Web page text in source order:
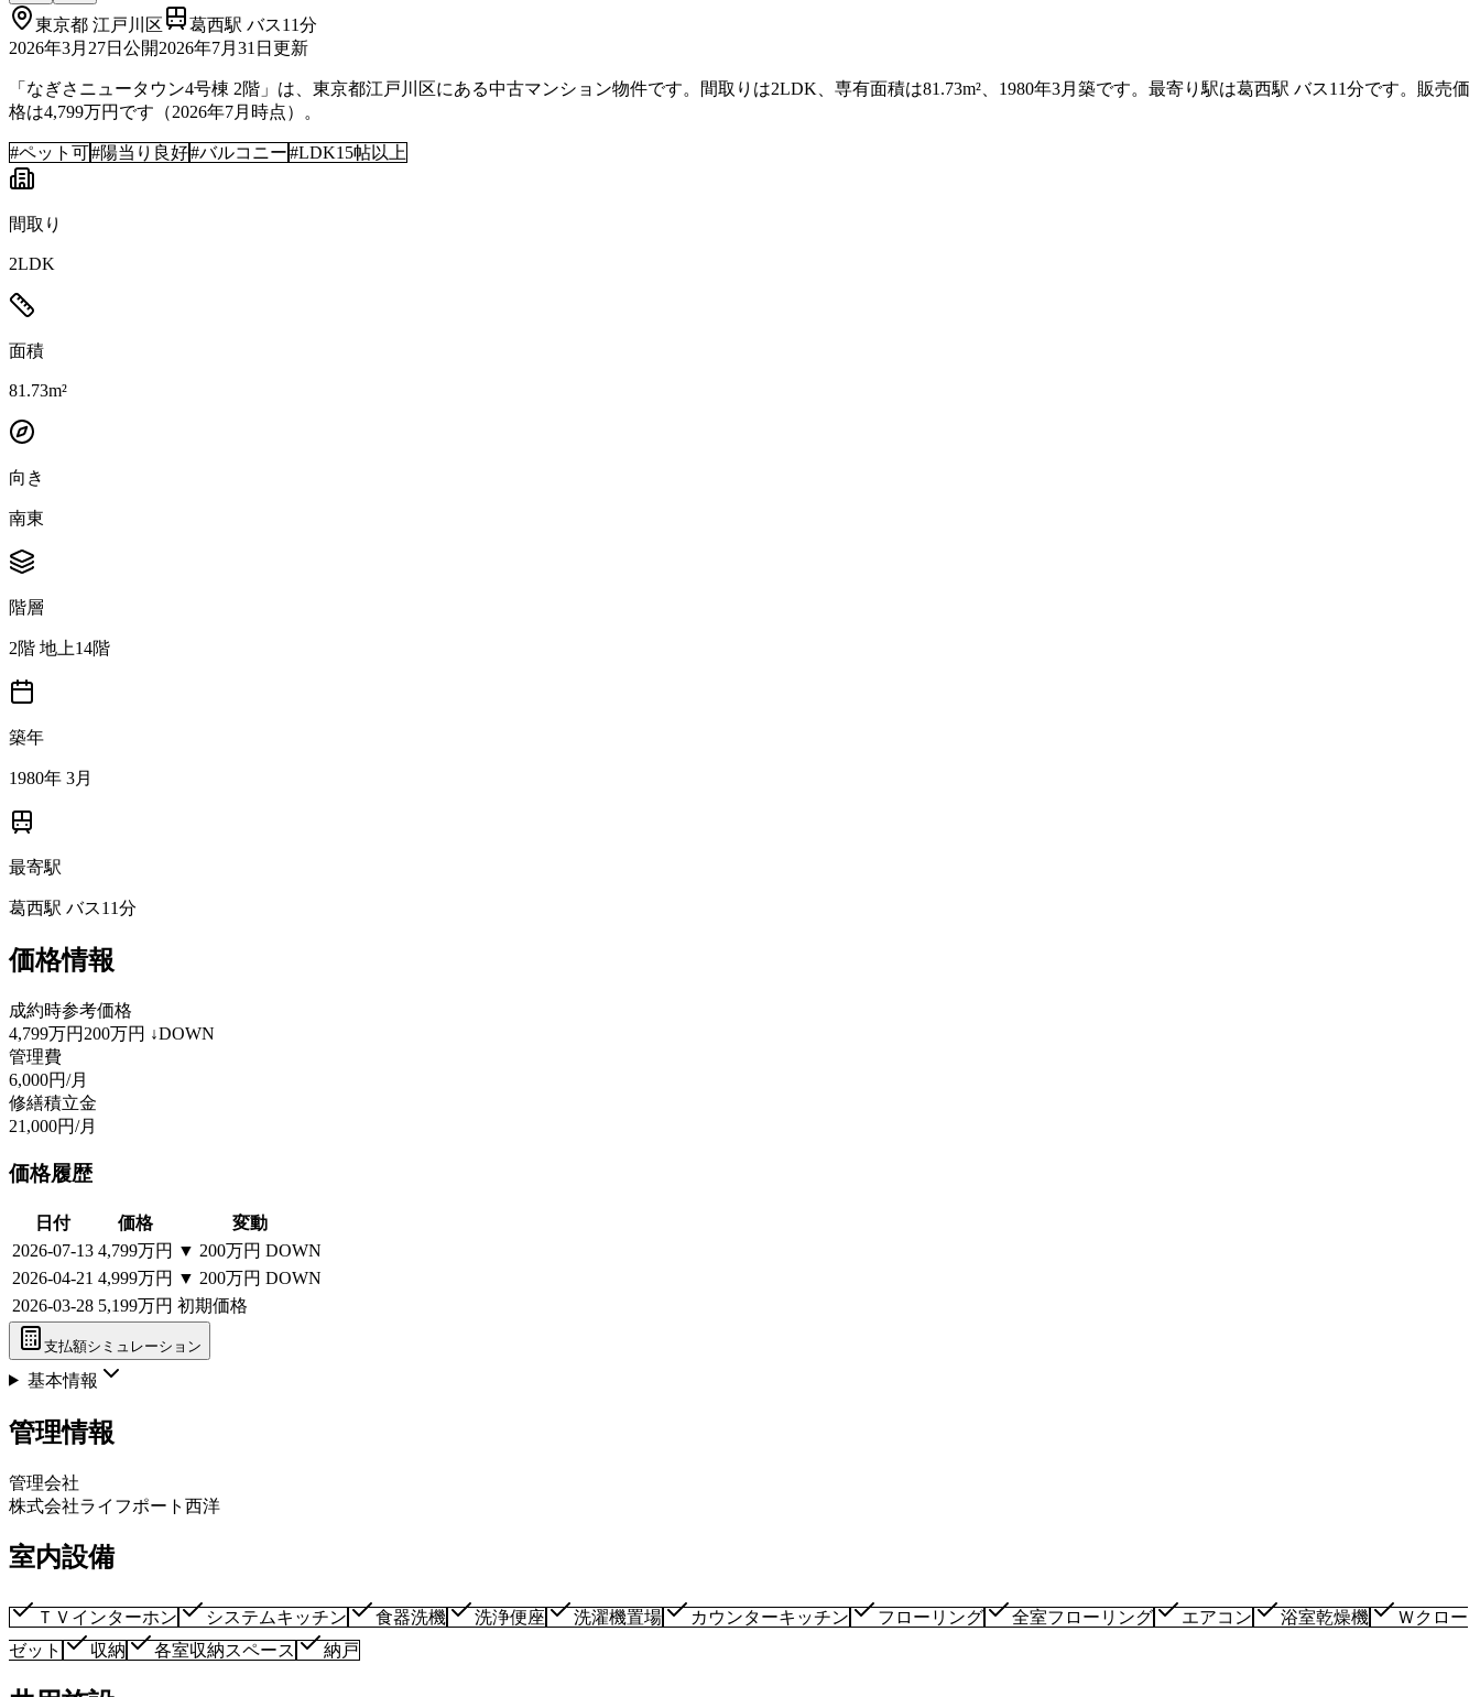
東京都 江戸川区
葛西駅 バス11分
2026年3月27日 公開2026年7月31日 更新
「なぎさニュータウン4号棟 2階」は、東京都江戸川区にある中古マンション物件です。間取りは2LDK、専有面積は81.73m²、1980年3月築です。最寄り駅は葛西駅 バス11分です。販売価
格は4,799万円です（2026年7月時点）。
#ペット可#陽当り良好#バルコニー#LDK15帖以上
間取り
2LDK
面積
81.73m²
向き
南東
階層
2階 地上14階
築年
1980年 3月
最寄駅
葛西駅 バス11分
価格情報
成約時参考価格
4,799万円 200万円 ↓DOWN
管理費
6,000円/月
修繕積立金
21,000円/月
価格履歴
日付 価格
変動
2026-07-13 4,799万円 ▼ 200万円 DOWN
2026-04-21 4,999万円 ▼ 200万円 DOWN
2026-03-28 5,199万円 初期価格
支払額シミュレーション
基本情報
管理情報
管理会社
株式会社ライフポート西洋
室内設備
ＴＶインターホン システムキッチン 食器洗機 洗浄便座 洗濯機置場 カウンターキッチン フローリング 全室フローリング エアコン 浴室乾燥機
Ｗクロー
ゼット
収納 各室収納スペース 納戸